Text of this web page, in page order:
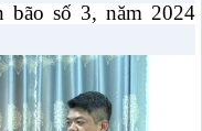
bão số 3, năm 2024